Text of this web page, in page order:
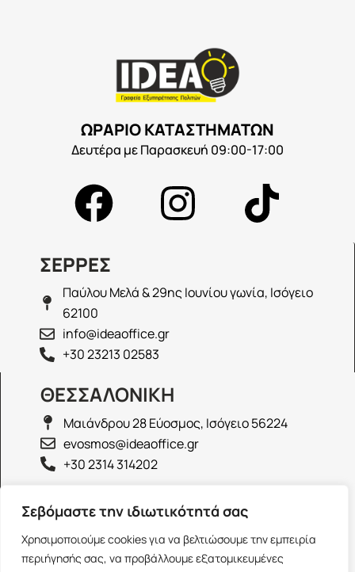
Σεβόμαστε την ιδιωτικότητά σας
Χρησιμοποιούμε cookies για να βελτιώσουμε την εμπειρία
περιήγησής σας, να προβάλλουμε εξατομικευμένες
ΩΡΑΡΙΟ ΚΑΤΑΣΤΗΜΑΤΩΝ
Δευτέρα με Παρασκευή 09:00-17:00
ΣΕΡΡΕΣ
Παύλου Μελά & 29ης Ιουνίου γωνία, Ισόγειο
62100
info@ideaoffice.gr
+30 23213 02583
ΘΕΣΣΑΛΟΝΙΚΗ
Μαιάνδρου 28 Εύοσμος, Ισόγειο 56224
evosmos@ideaoffice.gr
+30 2314 314202
ΙΩΑΝΝΙΝΑ
Γεώργιου Καραϊσκάκη 38, Ισόγειο 45444
ioannina@ideaoffice.gr